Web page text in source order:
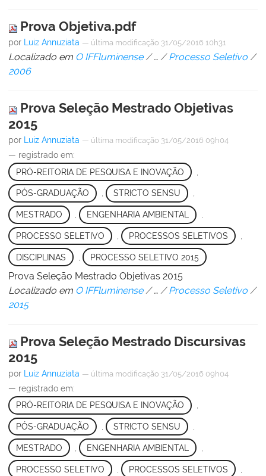
Prova Objetiva.pdf
por Luiz Annuziata — última modificação 31/05/2016 10h31
Localizado em O IFFluminense /… /Processo Seletivo /
2006
Prova Seleção Mestrado Objetivas
2015
por Luiz Annuziata — última modificação 31/05/2016 09h04
— registrado em:
PRÓ-REITORIA DE PESQUISA E INOVAÇÃO
PÓS-GRADUAÇÃO , STRICTO SENSU ,
MESTRADO ENGENHARIA AMBIENTAL
PROCESSO SELETIVO PROCESSOS SELETIVOS
DISCIPLINAS PROCESSO SELETIVO 2015
Prova Seleção Mestrado Objetivas 2015
Localizado em O IFFluminense /… /Processo Seletivo /
2015
Prova Seleção Mestrado Discursivas
2015
por Luiz Annuziata — última modificação 31/05/2016 09h04
— registrado em:
PRÓ-REITORIA DE PESQUISA E INOVAÇÃO
,
PÓS-GRADUAÇÃO STRICTO SENSU
MESTRADO ENGENHARIA AMBIENTAL
PROCESSO SELETIVO PROCESSOS SELETIVOS